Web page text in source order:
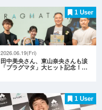
1 User
2026.06.19(Fri)
田中美央さん、東山奈央さんも涙
「プラグマタ」大ヒット記念！…
1 User